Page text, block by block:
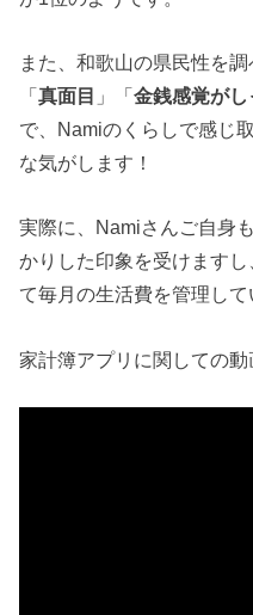
また、和歌山の県民性を
「真面目 」「金銭感覚が
で、Namiのくらしで感じ
な気がします！
実際に、Namiさんご自身
かりした印象を受けます
て毎月の生活費を管理して
家計簿アプリに関しての動